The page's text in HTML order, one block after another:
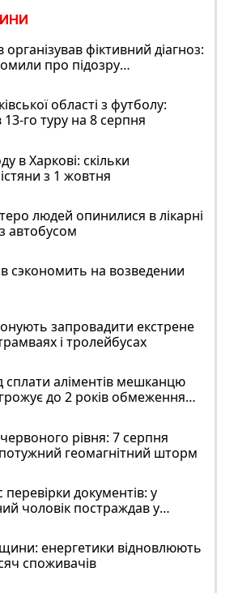
організував фіктивний діагноз:
про підозру
області з футболу:
13-го туру на 8 серпня
в Харкові: скільки
з 1 жовтня
людей опинилися в лікарні
автобусом
сэкономить на возведении
запровадити екстрене
і тролейбусах
сплати аліментів мешканцю
до 2 років обмеження
рівня: 7 серпня
геомагнітний шторм
перевірки документів: у
чоловік постраждав у
енергетики відновлюють
споживачів